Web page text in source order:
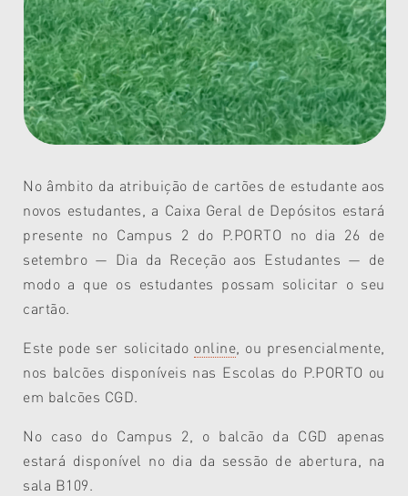
No âmbito da atribuição de cartões de estudante aos
novos estudantes, a Caixa Geral de Depósitos estará
presente no Campus 2 do P.PORTO no dia 26 de
setembro — Dia da Receção aos Estudantes — de
modo a que os estudantes possam solicitar o seu
cartão.
Este pode ser solicitado online , ou presencialmente,
nos balcões disponíveis nas Escolas do P.PORTO ou
em balcões CGD.
No caso do Campus 2, o balcão da CGD apenas
estará disponível no dia da sessão de abertura, na
sala B109.